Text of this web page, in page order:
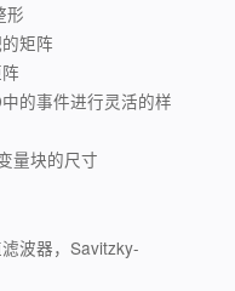
形
矩阵
的事件进行灵活的样
量块的尺寸
波器，Savitzky-